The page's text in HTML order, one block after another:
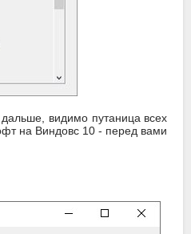
видимо путаница всех
на Виндовс 10 - перед вами